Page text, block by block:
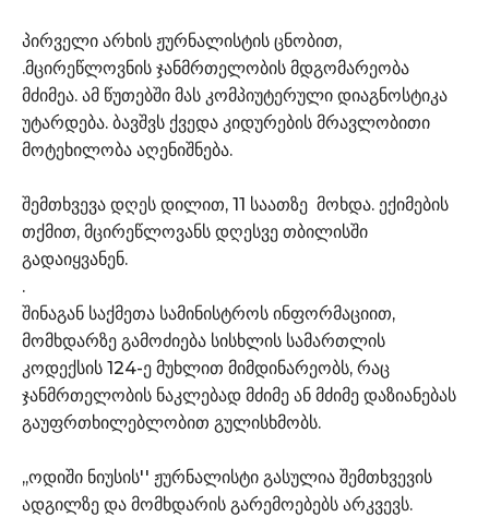
პირველი არხის ჟურნალისტის ცნობით,
.მცირეწლოვნის ჯანმრთელობის მდგომარეობა
მძიმეა. ამ წუთებში მას კომპიუტერული დიაგნოსტიკა
უტარდება. ბავშვს ქვედა კიდურების მრავლობითი
მოტეხილობა აღენიშნება.
შემთხვევა დღეს დილით, 11 საათზე მოხდა. ექიმების
თქმით, მცირეწლოვანს დღესვე თბილისში
გადაიყვანენ.
.
შინაგან საქმეთა სამინისტროს ინფორმაციით,
მომხდარზე გამოძიება სისხლის სამართლის
კოდექსის 124-ე მუხლით მიმდინარეობს, რაც
ჯანმრთელობის ნაკლებად მძიმე ან მძიმე დაზიანებას
გაუფრთხილებლობით გულისხმობს.
,,ოდიში ნიუსის'' ჟურნალისტი გასულია შემთხვევის
ადგილზე და მომხდარის გარემოებებს არკვევს.